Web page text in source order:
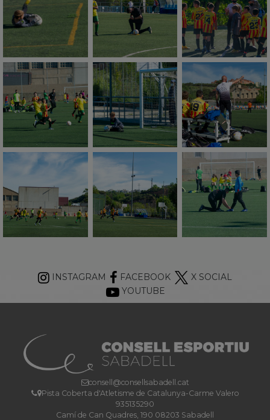
INSTAGRAM FACEBOOK
X SOCIAL
YOUTUBE
consell@consellsabadell.cat
Pista Coberta d'Atletisme de Catalunya-Carme Valero
935135290
Camí de Can Quadres, 190 08203 Sabadell